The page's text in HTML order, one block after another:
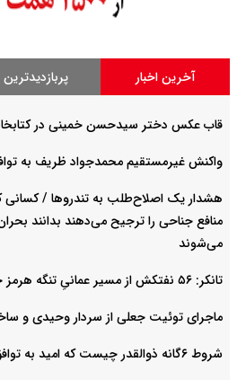
آخرین اخبار پربازدیدترین
قاب عکس دختر سیدحسن خمینی در
واکنش غیرمستقیم محمدجواد ظریف به
هشدار یک اصلاح‌طلب به تندروها / کسانی
منافع جناحی را ترجیح می‌دهند بدانند
می‌شوند
تانکر: ۵۶ نفتکش از مسیر عمانیِ تنگه هرمز خارج شدند + عکس
ماجرای توئیت جعلی از سردار وحیدی و
شروط ۶گانه ذوالقدر چیست که امید به توافق ایران و عمان را کاهش داد؟